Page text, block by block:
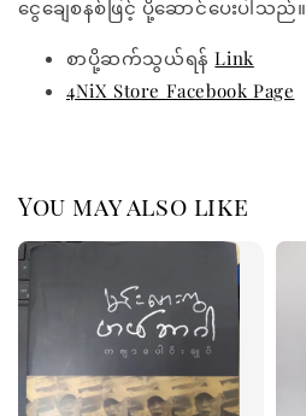
ငွေချေစနစ်ဖြင့် ပို့ဆောင်ပေးပါသည်။
စာပို့ဆက်သွယ်ရန်Link
4NiX Store Facebook Page
You may also like